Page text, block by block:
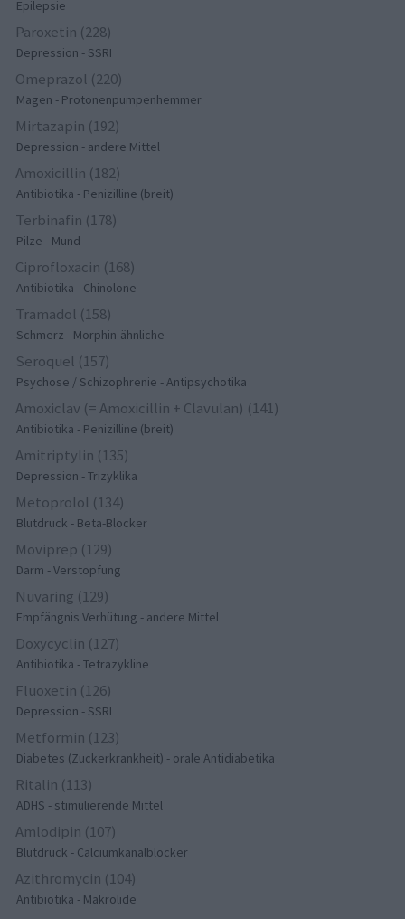
Epilepsie
Paroxetin (228)
Depression - SSRI
Omeprazol (220)
Magen - Protonenpumpenhemmer
Mirtazapin (192)
Depression - andere Mittel
Amoxicillin (182)
Antibiotika - Penizilline (breit)
Terbinafin (178)
Pilze - Mund
Ciprofloxacin (168)
Antibiotika - Chinolone
Tramadol (158)
Schmerz - Morphin-ähnliche
Seroquel (157)
Psychose / Schizophrenie - Antipsychotika
Amoxiclav (= Amoxicillin + Clavulan) (141)
Antibiotika - Penizilline (breit)
Amitriptylin (135)
Depression - Trizyklika
Metoprolol (134)
Blutdruck - Beta-Blocker
Moviprep (129)
Darm - Verstopfung
Nuvaring (129)
Empfängnis Verhütung - andere Mittel
Doxycyclin (127)
Antibiotika - Tetrazykline
Fluoxetin (126)
Depression - SSRI
Metformin (123)
Diabetes (Zuckerkrankheit) - orale Antidiabetika
Ritalin (113)
ADHS - stimulierende Mittel
Amlodipin (107)
Blutdruck - Calciumkanalblocker
Azithromycin (104)
Antibiotika - Makrolide